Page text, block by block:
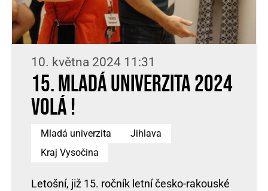
10. května 2024 11:31
15. Mladá univerzita 2024
volá !
Mladá univerzita
Jihlava
Kraj Vysočina
Letošní, již 15. ročník letní česko-rakouské